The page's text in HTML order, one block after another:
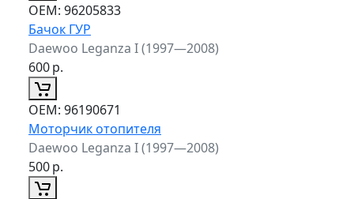
ОЕМ: 96205833
Бачок ГУР
Daewoo Leganza I (1997—2008)
600р.
ОЕМ: 96190671
Моторчик отопителя
Daewoo Leganza I (1997—2008)
500р.